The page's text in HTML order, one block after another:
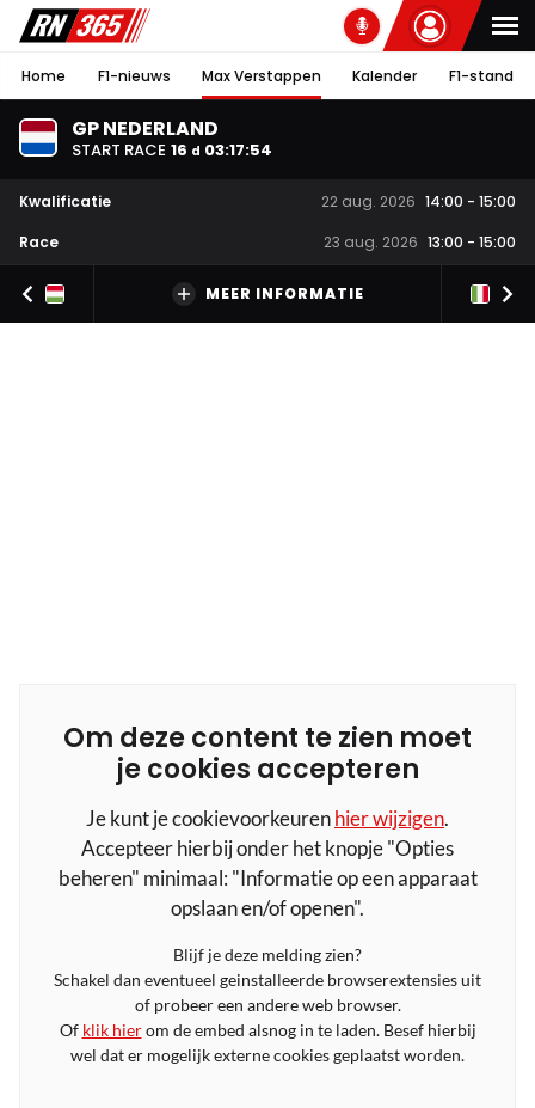
Home F1-nieuws Max Verstappen Kalender F1-stand
GP NEDERLAND
START RACE 16 d 03:17:53
Kwalificatie 22 aug. 2026 14:00 - 15:00
Race
23 aug. 2026 13:00 - 15:00
MEER INFORMATIE
Om deze content te zien moet
je cookies accepteren
Je kunt je cookievoorkeurenhier wijzigen.
Accepteer hierbij onder het knopje "Opties
beheren" minimaal: "Informatie op een apparaat
opslaan en/of openen".
Blijf je deze melding zien?
Schakel dan eventueel geinstalleerde browserextensies uit
of probeer een andere web browser.
Of klik hierom de embed alsnog in te laden. Besef hierbij
wel dat er mogelijk externe cookies geplaatst worden.